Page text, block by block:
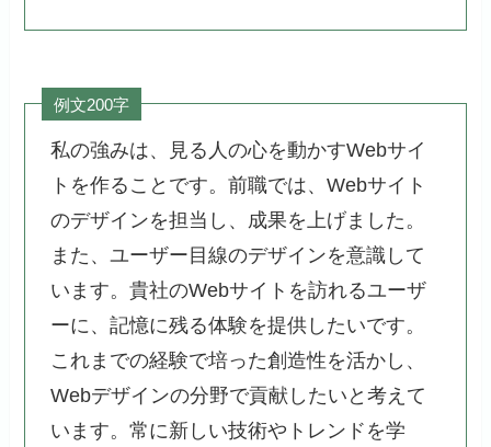
例文200字
私の強みは、見る人の心を動かすWebサイ
トを作ることです。前職では、Webサイト
のデザインを担当し、成果を上げました。
また、ユーザー目線のデザインを意識して
います。貴社のWebサイトを訪れるユーザ
ーに、記憶に残る体験を提供したいです。
これまでの経験で培った創造性を活かし、
Webデザインの分野で貢献したいと考えて
います。常に新しい技術やトレンドを学